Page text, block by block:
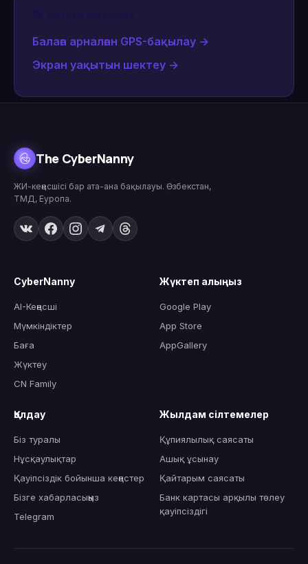
Балаға арналған GPS-бақылау →
Экран уақытын шектеу →
The CyberNanny
ЖИ-кеңесшісі бар ата-ана бақылауы. Өзбекстан,
ТМД, Еуропа.
CyberNanny
AI-Кеңесші
Мүмкіндіктер
Баға
Жүктеу
CN Family
Жүктеп алыңыз
Google Play
App Store
AppGallery
Қолдау
Біз туралы
Нұсқаулықтар
Қауіпсіздік бойынша кеңестер
Бізге хабарласыңыз
Telegram
Жылдам сілтемелер
Құпиялылық саясаты
Ашық ұсынау
Қайтарым саясаты
Банк картасы арқылы төлеу
қауіпсіздігі